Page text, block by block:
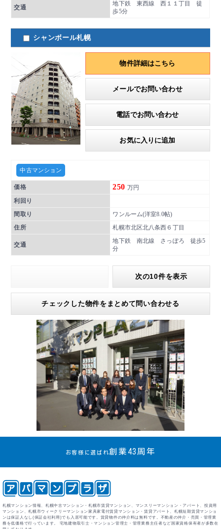
交通
地下鉄 東西線 西１１丁目 徒
歩5分
シャンボール札幌
物件詳細はこちら
メールでお問い合わせ
電話でお問い合わせ
お気に入りに追加
中古マンション
価格 250 万円
利回り
間取り
ワンルーム(洋室8.0帖)
住所
札幌市北区北八条西６丁目
交通
地下鉄 南北線 さっぽろ 徒歩5
分
次の10件を表示
チェックした物件をまとめて問い合わせる
お客様に選ばれ創業43周年
札幌マンション情報、札幌中古マンション・札幌市賃貸マンション、マンスリーマンション・アパート、投資用
マンション、札幌市ウィークリーマンション家具家電付賃貸マンション・賃貸アパート、札幌短期賃貸マンショ
ンは保証人なし(保証会社利用)でも入居可能です。賃貸物件の仲介料は無料です。不動産の仲介・売買・管理業
務を低価格で行っています。 宅地建物取引士・マンション管理士・管理業務主任者など国家資格保有者が多数在